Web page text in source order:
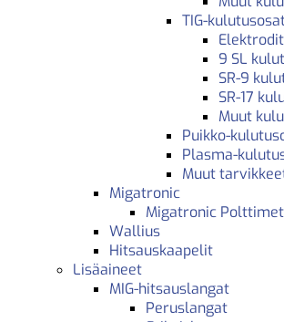
TIG-
Elektrodit
9 SL
SR-9
SR-17
Muut
Puikko-
Plasma-
Muut
Migatronic
Migatronic Polttimet
Wallius
Hitsauskaapelit
Lisäaineet
MIG-hitsauslangat
Peruslangat